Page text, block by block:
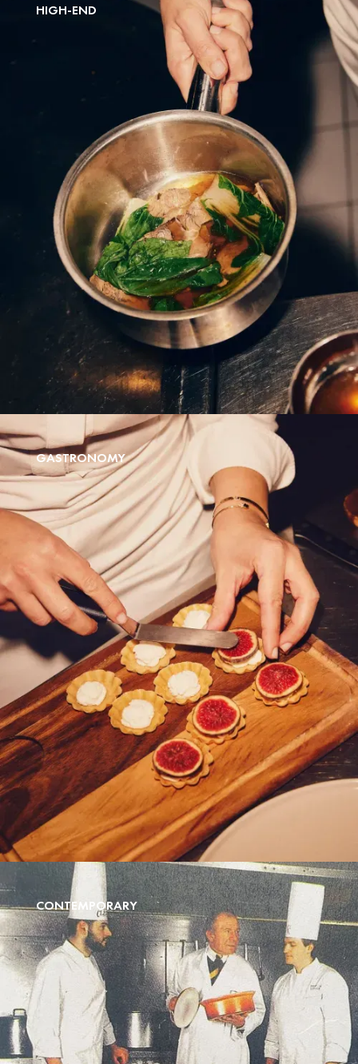
HIGH-END
GASTRONOMY
CONTEMPORARY